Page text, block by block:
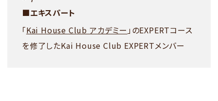
■エキスパート
「Kai House Club アカデミー」のEXPERTコース
を修了したKai House Club EXPERTメンバー